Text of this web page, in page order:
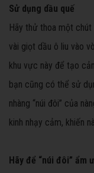
Sử dụng dầu quế
Hãy thử thoa một
vài giọt dầu ô liu vào
khu vực này để tạo
bạn cũng có thể sử
nhàng “núi đôi” của
kinh nhạy cảm, khiến
Hãy để “núi đôi” ẩm